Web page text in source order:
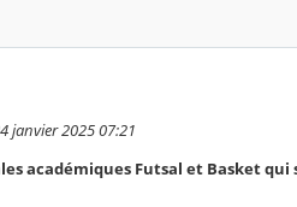
janvier 2025 07:21
académiques Futsal et Basket